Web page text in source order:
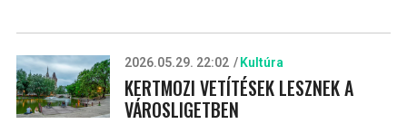
2026.05.29. 22:02 Kultúra
KERTMOZI VETÍTÉSEK LESZNEK A
VÁROSLIGETBEN